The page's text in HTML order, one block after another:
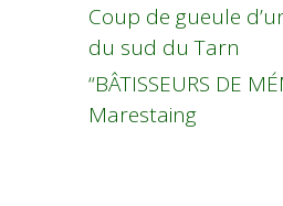
Coup de gueule
du sud du Tarn
“BÂTISSEURS DE
Marestaing